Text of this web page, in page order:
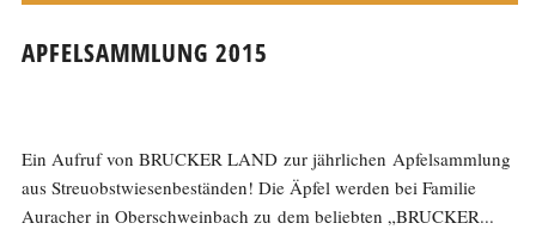
APFELSAMMLUNG 2015
Ein Aufruf von BRUCKER LAND zur jährlichen Apfelsammlung
aus Streuobstwiesenbeständen! Die Äpfel werden bei Familie
Auracher in Oberschweinbach zu dem beliebten „BRUCKER...